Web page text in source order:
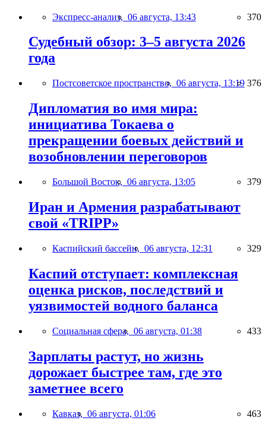
Экспресс-анализ, 06 августа, 13:43 370
Судебный обзор: 3–5 августа 2026
года
Постсоветское пространство, 06 августа, 13:19 376
Дипломатия во имя мира:
инициатива Токаева о
прекращении боевых действий и
возобновлении переговоров
Большой Восток, 06 августа, 13:05 379
Иран и Армения разрабатывают
свой «TRIPP»
Каспийский бассейн, 06 августа, 12:31 329
Каспий отступает: комплексная
оценка рисков, последствий и
уязвимостей водного баланса
Социальная сфера, 06 августа, 01:38 433
Зарплаты растут, но жизнь
дорожает быстрее там, где это
заметнее всего
Кавказ, 06 августа, 01:06 463